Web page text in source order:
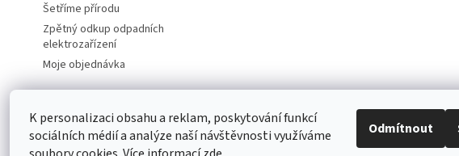
K personalizaci obsahu a reklam, poskytování funkcí
sociálních médií a analýze naší návštěvnosti využíváme
Odmítnout
Šetříme přírodu
Zpětný odkup odpadních
elektrozařízení
Moje objednávka
cart4future.cz sbernybox.cz